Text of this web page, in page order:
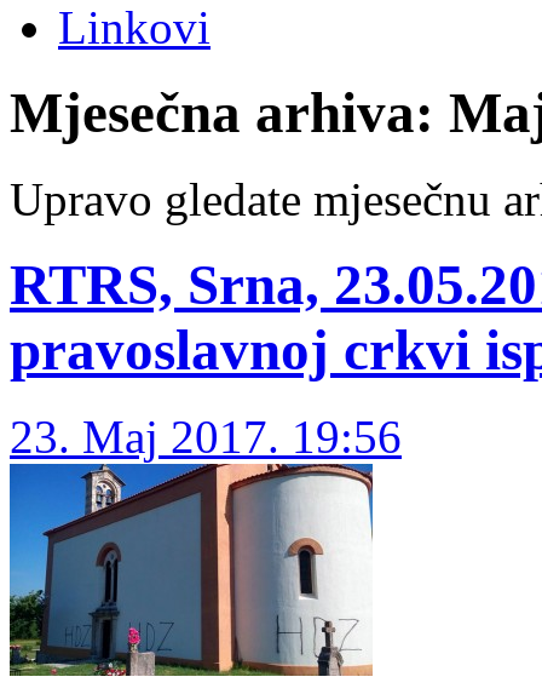
Linkovi
Mjesečna arhiva:
Upravo gledate mjesečnu
RTRS, Srna,
pravoslavnoj crkvi
23. Maj 2017. 19:56